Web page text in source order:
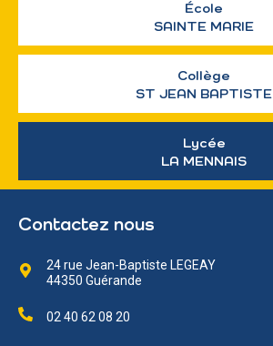
École
SAINTE MARIE
Collège
ST JEAN BAPTISTE
Lycée
LA MENNAIS
Contactez nous
24 rue Jean-Baptiste LEGEAY
44350 Guérande
02 40 62 08 20